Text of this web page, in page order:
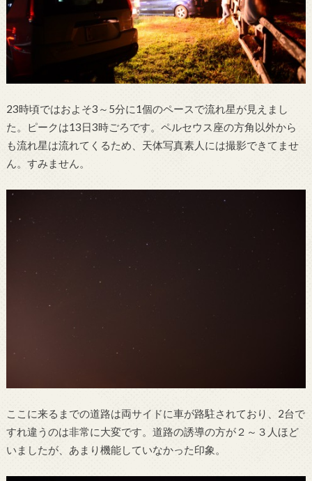
23時頃ではおよそ3～5分に1個のペースで流れ星が見えまし
た。ピークは13日3時ごろです。ペルセウス座の方角以外から
も流れ星は流れてくるため、天体写真素人には撮影できてませ
ん。すみません。
ここに来るまでの道路は両サイドに車が路駐されており、2台で
すれ違うのは非常に大変です。道路の誘導の方が２～３人ほど
いましたが、あまり機能していなかった印象。